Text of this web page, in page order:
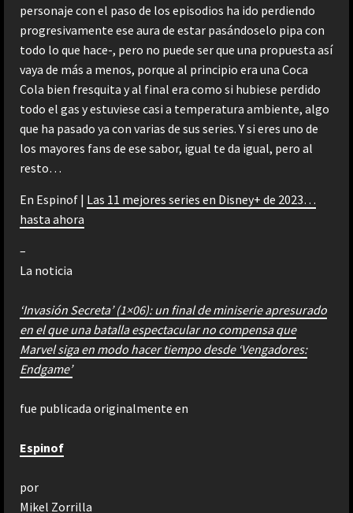
personaje con el paso de los episodios ha ido perdiendo
progresivamente ese aura de estar pasándoselo pipa con
todo lo que hace-, pero no puede ser que una propuesta así
vaya de más a menos, porque al principio era una Coca
Cola bien fresquita y al final era como si hubiese perdido
todo el gas y estuviese casi a temperatura ambiente, algo
que ha pasado ya con varias de sus series. Y si eres uno de
los mayores fans de ese sabor, igual te da igual, pero al
resto…
En Espinof | Las 11 mejores series en Disney+ de 2023…
hasta ahora
–
La noticia
‘Invasión Secreta’ (1×06): un final de miniserie apresurado
en el que una batalla espectacular no compensa que
Marvel siga en modo hacer tiempo desde ‘Vengadores:
Endgame’
fue publicada originalmente en
Espinof
por
Mikel Zorrilla